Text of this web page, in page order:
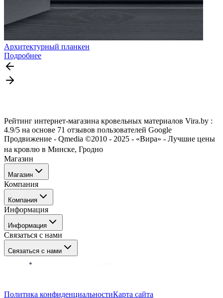
Архитектурный планкен
Подробнее
Рейтинг интернет-магазина кровельных материалов Vira.by :
4.9/5 на основе 71 отзывов пользователей Google
Продвижение - Qmedia ©2010 - 2025 - «Вира» - Лучшие цены
на кровлю в Минске, Гродно
Магазин
Магазин
Каталог
Акции
Услуги
Компания
Компания
О нас
Отзывы о нас
Блог/Статьи
Информация
Информация
Оплата
Доставка
Гарантия на товар
Связаться с нами
Связаться с нами
Политика конфиденциальностиКарта сайта